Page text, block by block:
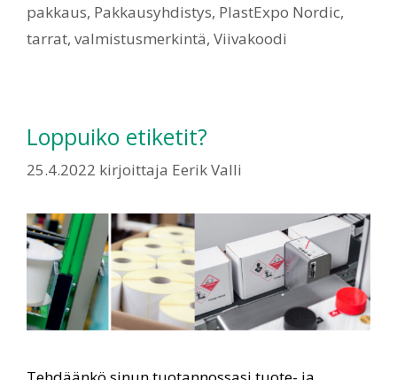
pakkaus, Pakkausyhdistys, PlastExpo Nordic,
tarrat, valmistusmerkintä, Viivakoodi
Loppuiko etiketit?
25.4.2022 kirjoittaja Eerik Valli